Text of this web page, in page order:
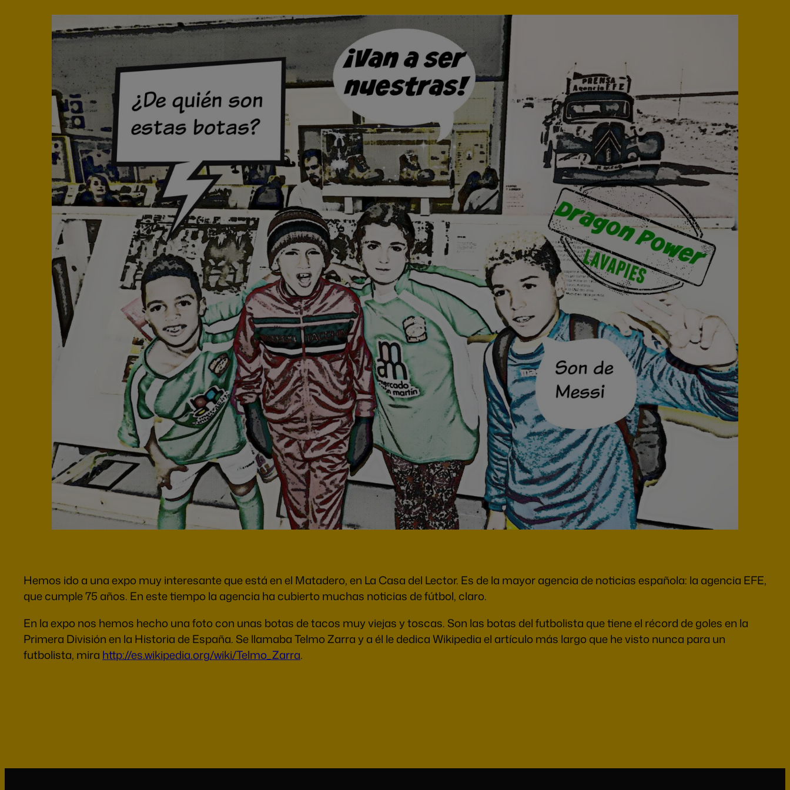
Hemos ido a una expo muy interesante que está en el Matadero, en La Casa del Lector. Es de la mayor agencia de noticias española: la agencia EFE,
que cumple 75 años. En este tiempo la agencia ha cubierto muchas noticias de fútbol, claro.
En la expo nos hemos hecho una foto con unas botas de tacos muy viejas y toscas. Son las botas del futbolista que tiene el récord de goles en la
Primera División en la Historia de España. Se llamaba Telmo Zarra y a él le dedica Wikipedia el artículo más largo que he visto nunca para un
futbolista, mira http://es.wikipedia.org/wiki/Telmo_Zarra.